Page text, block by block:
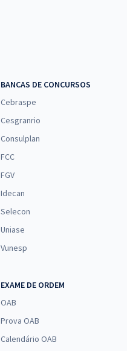
BANCAS DE CONCURSOS
Cebraspe
Cesgranrio
Consulplan
FCC
FGV
Idecan
Selecon
Uniase
Vunesp
EXAME DE ORDEM
OAB
Prova OAB
Calendário OAB